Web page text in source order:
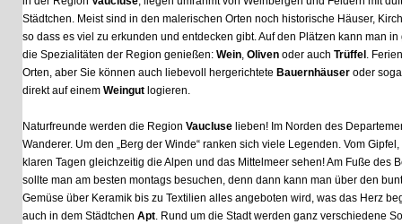
Städtchen. Meist sind in den malerischen Orten noch historische Häuser,
so dass es viel zu erkunden und entdecken gibt. Auf den Plätzen kann man in
die Spezialitäten der Region genießen:Wein,Oliven oder auchTrüffel.
Orten, aber Sie können auch liebevoll hergerichteteBauernhäuseroder sogar
direkt auf einemWeingutlogieren.
Naturfreunde werden die RegionVaucluselieben! Im Norden des Departements
Wanderer. Um den „Berg der Winde“ ranken sich viele Legenden. Vom Gipfel,
klaren Tagen gleichzeitig die Alpen und das Mittelmeer sehen! Am Fuße des
sollte man am besten montags besuchen, denn dann kann man über den bunten
Gemüse über Keramik bis zu Textilien alles angeboten wird, was das Herz
auch in dem StädtchenApt. Rund um die Stadt werden ganz verschiedene